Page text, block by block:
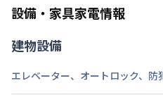
設備・家具家電情報
建物設備
エレベーター、 オートロック、 防